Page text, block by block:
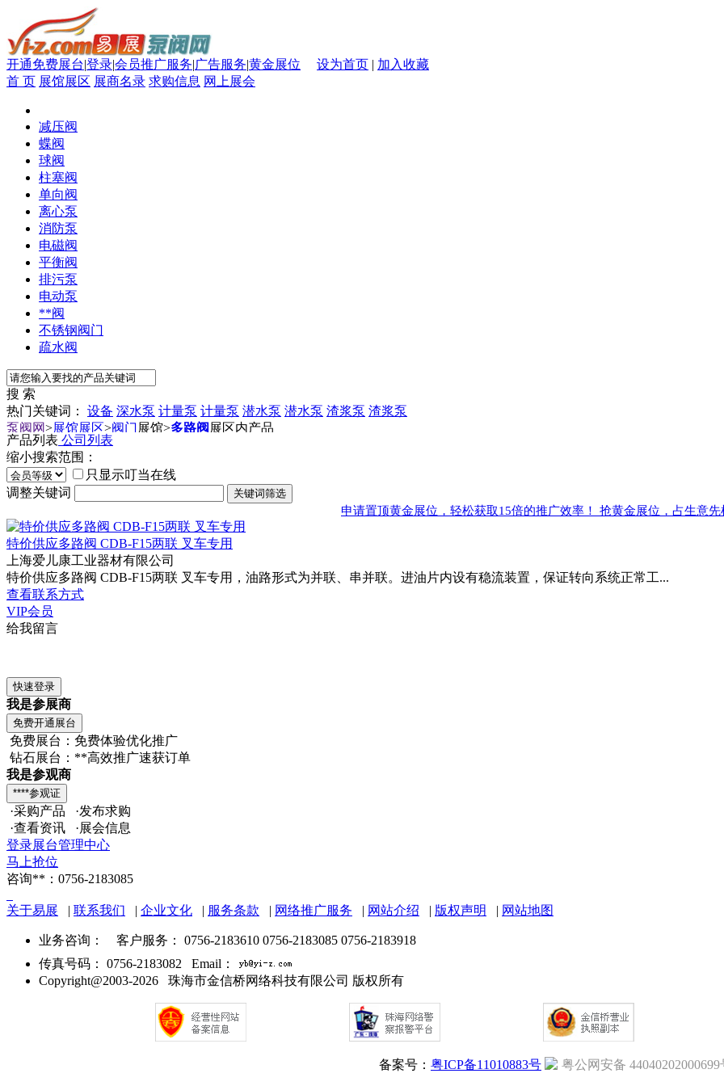
开通免费展台|登录|会员推广服务|广告服务|黄金展位 设为首页 | 加入收藏
首 页 展馆展区 展商名录 求购信息 网上展会
减压阀
蝶阀
球阀
柱塞阀
单向阀
离心泵
消防泵
电磁阀
平衡阀
排污泵
电动泵
**阀
不锈钢阀门
疏水阀
搜 索
热门关键词： 设备 深水泵 计量泵 计量泵 潜水泵 潜水泵 渣浆泵 渣浆泵
泵阀网>展馆展区>阀门 展馆>多路阀 展区内产品
产品列表 公司列表
缩小搜索范围：
只显示叮当在线
调整关键词
申请置顶黄金展位，轻松获取15倍的推广效率！ 抢黄金展位，占生意先
特价供应多路阀 CDB-F15两联 叉车专用
上海爱儿康工业器材有限公司
特价供应多路阀 CDB-F15两联 叉车专用，油路形式为并联、串并联。进油片内设有稳流装置，保证转向系统正常工...
查看联系方式
VIP会员
给我留言
我是参展商
免费展台：免费体验优化推广
钻石展台：**高效推广速获订单
我是参观商
·采购产品 ·发布求购
·查看资讯 ·展会信息
登录展台管理中心
马上抢位
咨询**：0756-2183085
关于易展 | 联系我们 | 企业文化 | 服务条款 | 网络推广服务 | 网站介绍 | 版权声明 | 网站地图
业务咨询：
客户服务： 0756-2183610 0756-2183085 0756-2183918
传真号码： 0756-2183082 Email：
Copyright@2003-2026 珠海市金信桥网络科技有限公司 版权所有
备案号： 粤ICP备11010883号 粤公网安备 44040202000699